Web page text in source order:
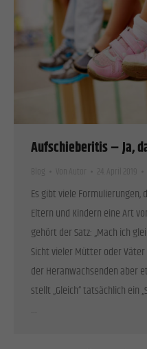
Aufschieberitis – Ja,
Es gibt viele Formulierungen,
Eltern und Kindern eine Art
gehört der Satz: „Mach ich
Sicht vieler Mütter oder Väter
der Heranwachsenden aber
stellt „Gleich“ tatsächlich ein
…
lassen und so nur bestimmte Cookies
Alle
Essenzielle Cookies ermöglichen
der Website erforderlich.
Statistiken (1)
Statistik Cookies erfassen Informationen
unsere Besucher unsere Website nutzen.
Cookie-
Externe Medien (2)
Inhalte von Videoplattformen und Social-
Cookies von externen Medien akzeptiert